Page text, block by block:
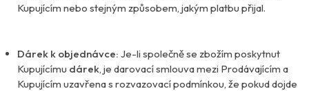
Kupujícím nebo stejným způsobem, jakým platbu přijal.
Dárek k objednávce: Je-li společně se zbožím poskytnut
Kupujícímu dárek, je darovací smlouva mezi Prodávajícím a
Kupujícím uzavřena s rozvazovací podmínkou, že pokud dojde